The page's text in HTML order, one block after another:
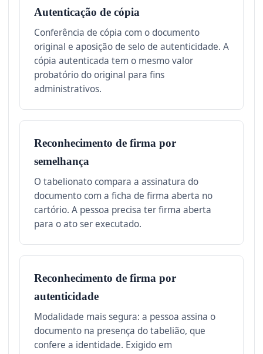
Autenticação de cópia
Conferência de cópia com o documento
original e aposição de selo de autenticidade. A
cópia autenticada tem o mesmo valor
probatório do original para fins
administrativos.
Reconhecimento de firma por
semelhança
O tabelionato compara a assinatura do
documento com a ficha de firma aberta no
cartório. A pessoa precisa ter firma aberta
para o ato ser executado.
Reconhecimento de firma por
autenticidade
Modalidade mais segura: a pessoa assina o
documento na presença do tabelião, que
confere a identidade. Exigido em